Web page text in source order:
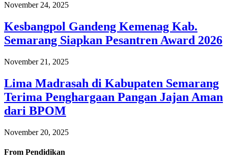
November 24, 2025
Kesbangpol Gandeng Kemenag Kab.
Semarang Siapkan Pesantren Award 2026
November 21, 2025
Lima Madrasah di Kabupaten Semarang
Terima Penghargaan Pangan Jajan Aman
dari BPOM
November 20, 2025
From Pendidikan